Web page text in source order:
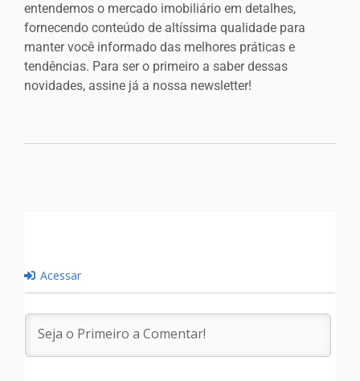
entendemos o mercado imobiliário em detalhes,
fornecendo conteúdo de altíssima qualidade para
manter você informado das melhores práticas e
tendências. Para ser o primeiro a saber dessas
novidades, assine já a nossa newsletter!
Acessar